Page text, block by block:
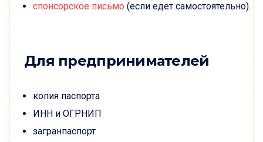
спонсорское письмо (если едет самостоятельно).
Для предпринимателей
копия паспорта
ИНН и ОГРНИП
загранпаспорт